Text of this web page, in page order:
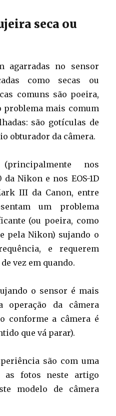
seca ou
agarradas no sensor
como secas ou
comuns são poeira,
problema mais comum
são gotículas de
obturador da câmera.
nos
Nikon e nos EOS-1D
III da Canon, entre
um problema
(ou poeira, como
pela Nikon) sujando o
e requerem
vez em quando.
o sensor é mais
da câmera
conforme a câmera é
que vá parar).
são com uma
as fotos neste artigo
modelo de câmera